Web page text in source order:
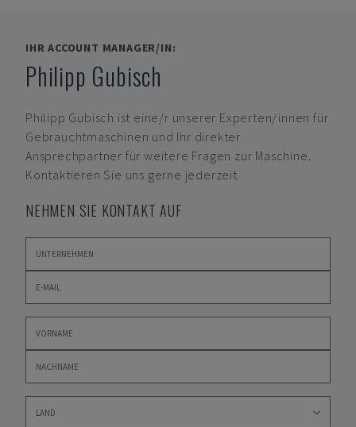
IHR ACCOUNT MANAGER/IN:
Philipp Gubisch
Philipp Gubisch ist eine/r unserer Experten/innen für
Gebrauchtmaschinen und Ihr direkter
Ansprechpartner für weitere Fragen zur Maschine.
Kontaktieren Sie uns gerne jederzeit.
NEHMEN SIE KONTAKT AUF